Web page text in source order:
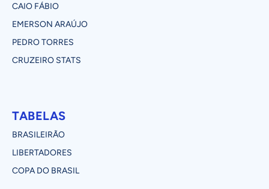
CAIO FÁBIO
EMERSON ARAÚJO
PEDRO TORRES
CRUZEIRO STATS
TABELAS
BRASILEIRÃO
LIBERTADORES
COPA DO BRASIL